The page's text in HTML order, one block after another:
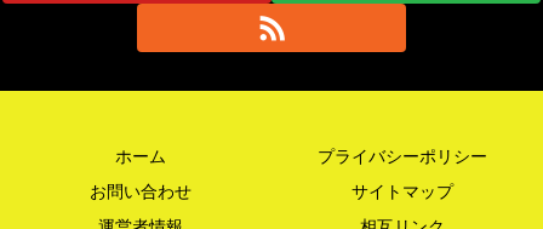
ホーム
プライバシーポリシー
お問い合わせ
サイトマップ